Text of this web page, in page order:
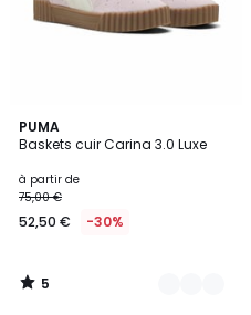
PUMA
Baskets cuir Carina 3.0 Luxe
à partir de
75,00 €
52,50 € -30%
5
/
3
Couleurs
5
/